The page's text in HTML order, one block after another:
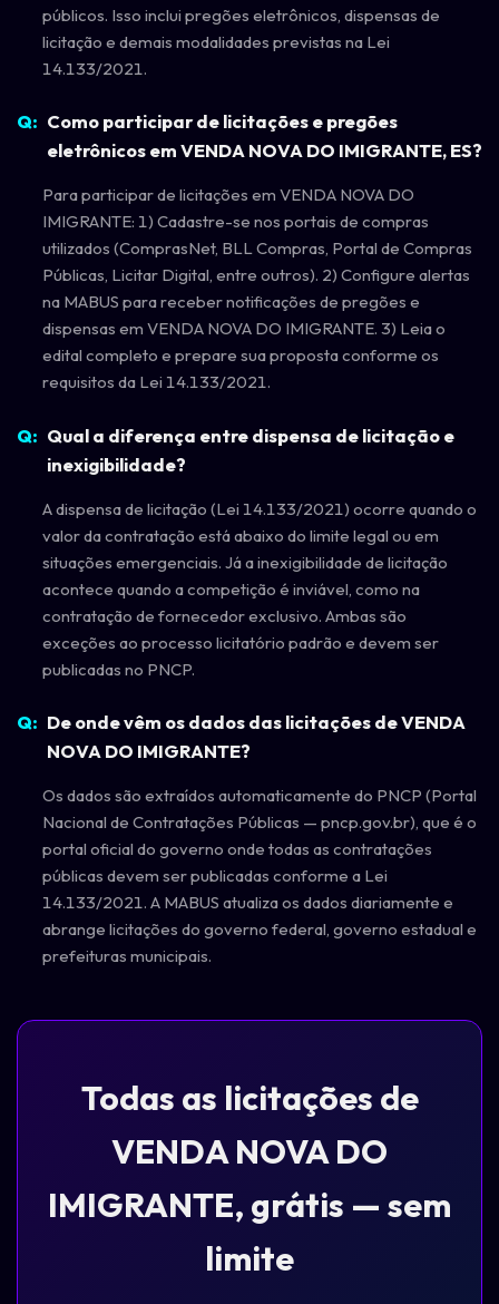
públicos. Isso inclui pregões eletrônicos, dispensas de
licitação e demais modalidades previstas na Lei
14.133/2021.
Como participar de licitações e pregões
eletrônicos em VENDA NOVA DO IMIGRANTE, ES?
Para participar de licitações em VENDA NOVA DO
IMIGRANTE: 1) Cadastre-se nos portais de compras
utilizados (ComprasNet, BLL Compras, Portal de Compras
Públicas, Licitar Digital, entre outros). 2) Configure alertas
na MABUS para receber notificações de pregões e
dispensas em VENDA NOVA DO IMIGRANTE. 3) Leia o
edital completo e prepare sua proposta conforme os
requisitos da Lei 14.133/2021.
Qual a diferença entre dispensa de licitação e
inexigibilidade?
A dispensa de licitação (Lei 14.133/2021) ocorre quando o
valor da contratação está abaixo do limite legal ou em
situações emergenciais. Já a inexigibilidade de licitação
acontece quando a competição é inviável, como na
contratação de fornecedor exclusivo. Ambas são
exceções ao processo licitatório padrão e devem ser
publicadas no PNCP.
De onde vêm os dados das licitações de VENDA
NOVA DO IMIGRANTE?
Os dados são extraídos automaticamente do PNCP (Portal
Nacional de Contratações Públicas — pncp.gov.br), que é o
portal oficial do governo onde todas as contratações
públicas devem ser publicadas conforme a Lei
14.133/2021. A MABUS atualiza os dados diariamente e
abrange licitações do governo federal, governo estadual e
prefeituras municipais.
Todas as licitações de
VENDA NOVA DO
IMIGRANTE, grátis — sem
limite